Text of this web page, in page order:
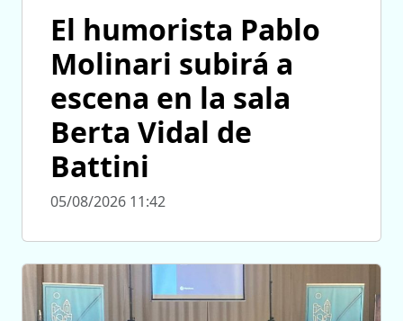
El humorista Pablo
Molinari subirá a
escena en la sala
Berta Vidal de
Battini
05/08/2026 11:42